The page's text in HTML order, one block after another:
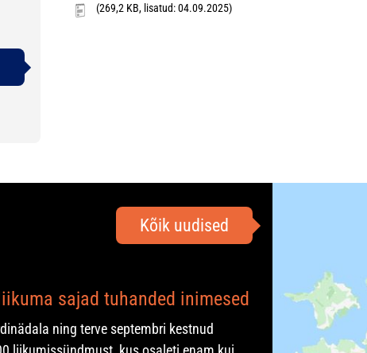
(269,2 KB, lisatud: 04.09.2025)
Kõik uudised
sajad tuhanded inimesed
ning terve septembri kestnud